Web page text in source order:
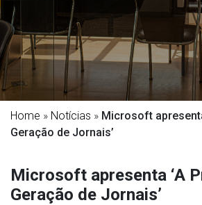
Home » Notícias » Microsoft
Geração de Jornais’
Microsoft apresenta ‘A
Geração de Jornais’